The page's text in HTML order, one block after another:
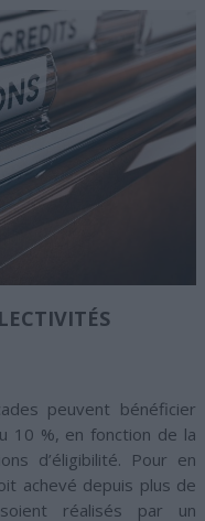
peuvent bénéficier
10 %, en fonction de la
d’éligibilité. Pour en
achevé depuis plus de
réalisés par un